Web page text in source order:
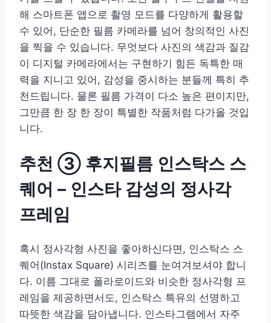
해 스마트폰 앱으로 촬영 모드를 다양하게 활용할
수 있어, 단순한 필름 카메라를 넘어 창의적인 사진
을 찍을 수 있습니다. 무엇보다 사진의 색감과 질감
이 디지털 카메라에서는 구현하기 힘든 독특한 매
력을 지니고 있어, 감성을 중시하는 분들께 특히 추
천드립니다. 물론 필름 가격이 다소 높은 편이지만,
그만큼 한 장 한 장이 특별한 작품처럼 다가올 것입
니다.
추천 ③ 후지필름 인스탁스 스
퀘어 – 인스타 감성의 정사각
프레임
혹시 정사각형 사진을 좋아하신다면, 인스탁스 스
퀘어(Instax Square) 시리즈를 눈여겨보셔야 합니
다. 이름 그대로 폴라로이드와 비슷한 정사각형 프
레임을 제공하면서도, 인스탁스 특유의 선명하고
따뜻한 색감을 담아냅니다. 인스타그램에서 자주